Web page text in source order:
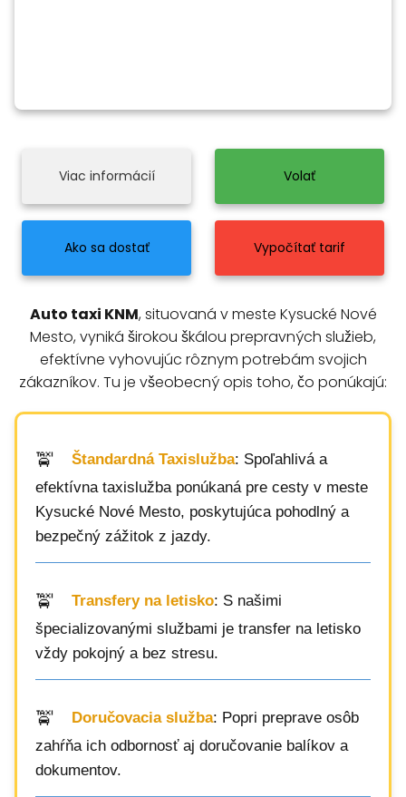
Viac informácií Volať
Ako sa dostať Vypočítať tarif
Auto taxi KNM, situovaná v meste Kysucké Nové
Mesto, vyniká širokou škálou prepravných služieb,
efektívne vyhovujúc rôznym potrebám svojich
zákazníkov. Tu je všeobecný opis toho, čo ponúkajú:
Štandardná Taxislužba: Spoľahlivá a
efektívna taxislužba ponúkaná pre cesty v meste
Kysucké Nové Mesto, poskytujúca pohodlný a
bezpečný zážitok z jazdy.
Transfery na letisko: S našimi
špecializovanými službami je transfer na letisko
vždy pokojný a bez stresu.
Doručovacia služba: Popri preprave osôb
zahŕňa ich odbornosť aj doručovanie balíkov a
dokumentov.